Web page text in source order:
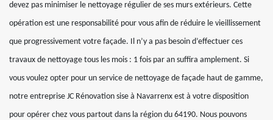
devez pas minimiser le nettoyage régulier de ses murs extérieurs. Cette
opération est une responsabilité pour vous afin de réduire le vieillissement
que progressivement votre façade. Il n’y a pas besoin d’effectuer ces
travaux de nettoyage tous les mois : 1 fois par an suffira amplement. Si
vous voulez opter pour un service de nettoyage de façade haut de gamme,
notre entreprise JC Rénovation sise à Navarrenx est à votre disposition
pour opérer chez vous partout dans la région du 64190. Nous pouvons